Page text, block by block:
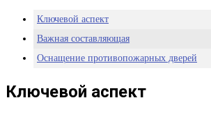
Ключевой аспект
Важная составляющая
Оснащение противопожарных дверей
Ключевой аспект